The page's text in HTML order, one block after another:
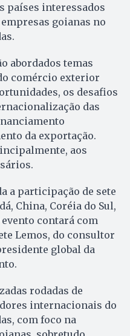
países interessados
goianas no
abordados temas
comércio exterior
os desafios
das
da exportação.
aos
a participação de sete
China, Coréia do Sul,
contará com
Lemos, do consultor
global da
rodadas de
internacionais do
com foco na